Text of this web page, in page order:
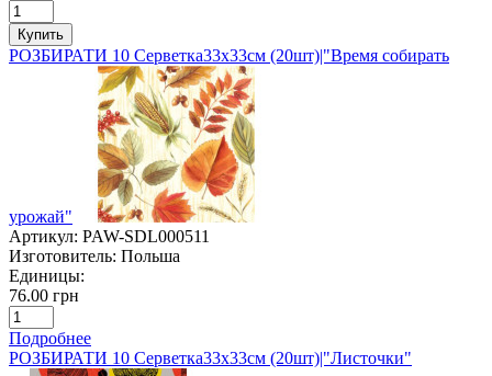
Купить
РОЗБИРАТИ 10 Серветка33х33см (20шт)|"Время собирать
урожай"
Артикул: PAW-SDL000511
Изготовитель: Польша
Единицы:
76.00 грн
Подробнее
РОЗБИРАТИ 10 Серветка33х33см (20шт)|"Листочки"